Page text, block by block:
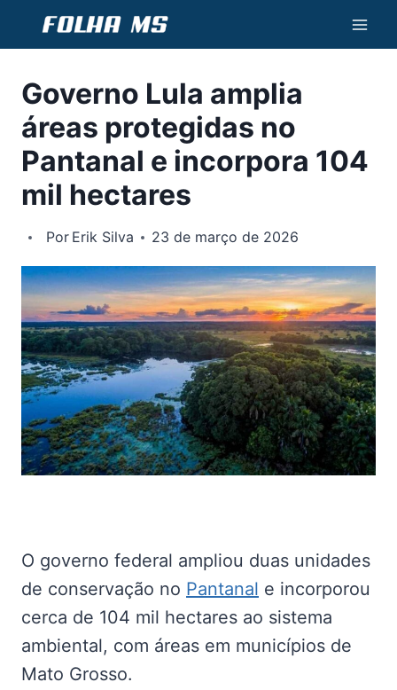
Conteúdo
Governo Lula amplia
áreas protegidas no
Pantanal e incorpora 104
mil hectares
Por Erik Silva 23 de março de 2026
O governo federal ampliou duas unidades
de conservação no Pantanal e incorporou
cerca de 104 mil hectares ao sistema
ambiental, com áreas em municípios de
Mato Grosso.